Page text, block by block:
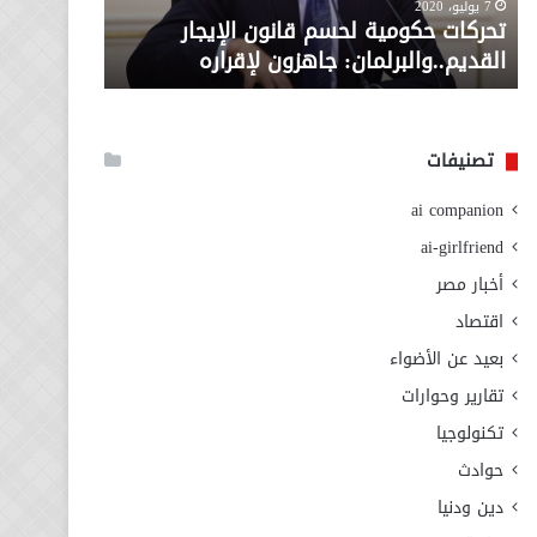
لإقراره
7 يوليو، 2020
تحركات حكومية لحسم قانون الإيجار
القديم..والبرلمان: جاهزون لإقراره
من
وزارة
الاجتماعي
تصنيفات
ai companion
ai-girlfriend
أخبار مصر
اقتصاد
بعيد عن الأضواء
تقارير وحوارات
تكنولوجيا
حوادث
دين ودنيا